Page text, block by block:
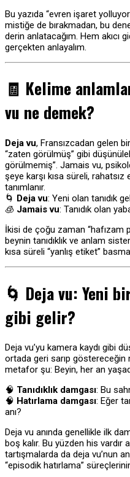
Bu yazıda “evren işaret
mistiğe de bırakmadan, bu
derin anlatacağım. Hem akıcı
gerçekten anlayalım.
🧾 Kelime
vu ne demek?
Deja vu, Fransızcadan gelen
“zaten görülmüş” gibi
görülmemiş”. Jamais vu,
şeye karşı kısa süreli, rahatsız
tanımlanır.
🌀 Deja vu: Yeni olan tanıdık
🧊 Jamais vu: Tanıdık olan
İkisi de çoğu zaman “hafızam
beynin tanıdıklık ve anlam
kısa süreli “yanlış etiket”
🌀 Deja vu: Yeni
gibi gelir?
Deja vu’yu kamera kaydı gibi
ortada geri sarıp göstereceğin
metafor şu: Beyin, her an
🧠 Tanıdıklık damgası: Bu
🧠 Hatırlama damgası: Eğer
anı?
Deja vu anında genellikle ilk
boş kalır. Bu yüzden his vardır
tartışmalarda da deja vu’nun
“episodik hatırlama”